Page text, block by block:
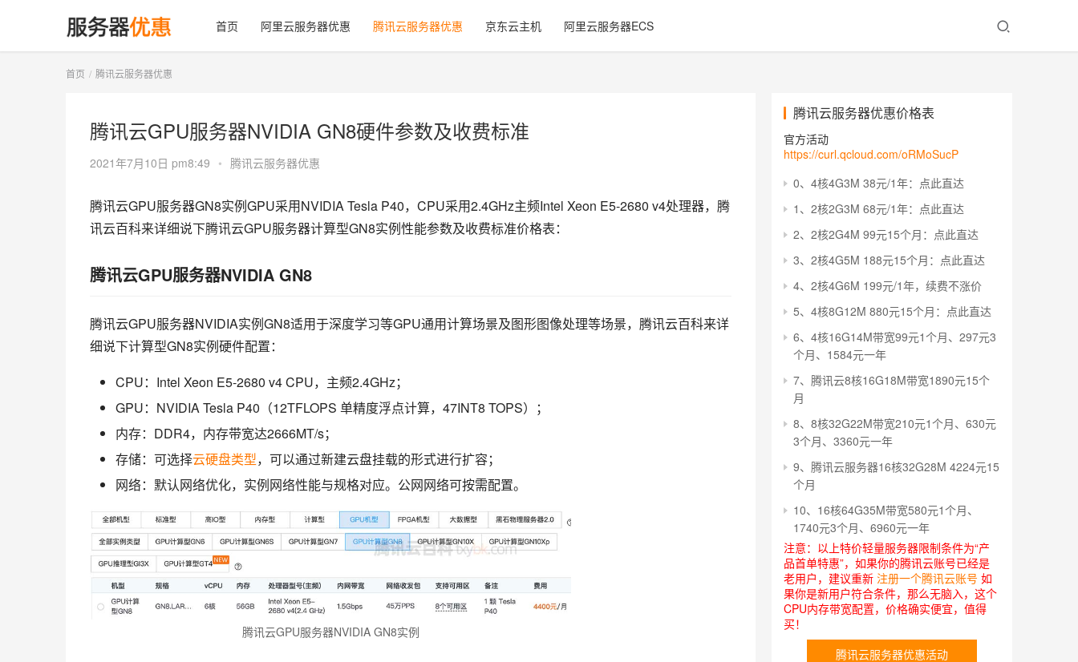
首页 阿里云服务器优惠 腾讯云服务器优惠 京东云主机 阿里云服务器ECS
首页 腾讯云服务器优惠
腾讯云GPU服务器NVIDIA GN8硬件参数及收费标准
2021年7月10日 pm8:49 • 腾讯云服务器优惠
腾讯云GPU服务器GN8实例GPU采用NVIDIA Tesla P40，CPU采用2.4GHz主频Intel Xeon E5-2680 v4处理器，腾
讯云百科来详细说下腾讯云GPU服务器计算型GN8实例性能参数及收费标准价格表：
腾讯云GPU服务器NVIDIA GN8
腾讯云GPU服务器NVIDIA实例GN8适用于深度学习等GPU通用计算场景及图形图像处理等场景，腾讯云百科来详
细说下计算型GN8实例硬件配置：
CPU：Intel Xeon E5-2680 v4 CPU，主频2.4GHz；
GPU：NVIDIA Tesla P40（12TFLOPS 单精度浮点计算，47INT8 TOPS）；
内存：DDR4，内存带宽达2666MT/s；
存储：可选择云硬盘类型，可以通过新建云盘挂载的形式进行扩容；
网络：默认网络优化，实例网络性能与规格对应。公网网络可按需配置。
腾讯云GPU服务器NVIDIA GN8实例
腾讯云服务器优惠价格表
官方活动
https://curl.qcloud.com/oRMoSucP
0、4核4G3M 38元/1年：点此直达
1、2核2G3M 68元/1年：点此直达
2、2核2G4M 99元15个月：点此直达
3、2核4G5M 188元15个月：点此直达
4、2核4G6M 199元/1年，续费不涨价
5、4核8G12M 880元15个月：点此直达
6、4核16G14M带宽99元1个月、297元3
个月、1584元一年
7、腾讯云8核16G18M带宽1890元15个
月
8、8核32G22M带宽210元1个月、630元
3个月、3360元一年
9、腾讯云服务器16核32G28M 4224元15
个月
10、16核64G35M带宽580元1个月、
1740元3个月、6960元一年
注意：以上特价轻量服务器限制条件为“产
品首单特惠”，如果你的腾讯云账号已经是
老用户，建议重新 注册一个腾讯云账号 如
果你是新用户符合条件，那么无脑入，这个
CPU内存带宽配置，价格确实便宜，值得
买！
腾讯云服务器优惠活动